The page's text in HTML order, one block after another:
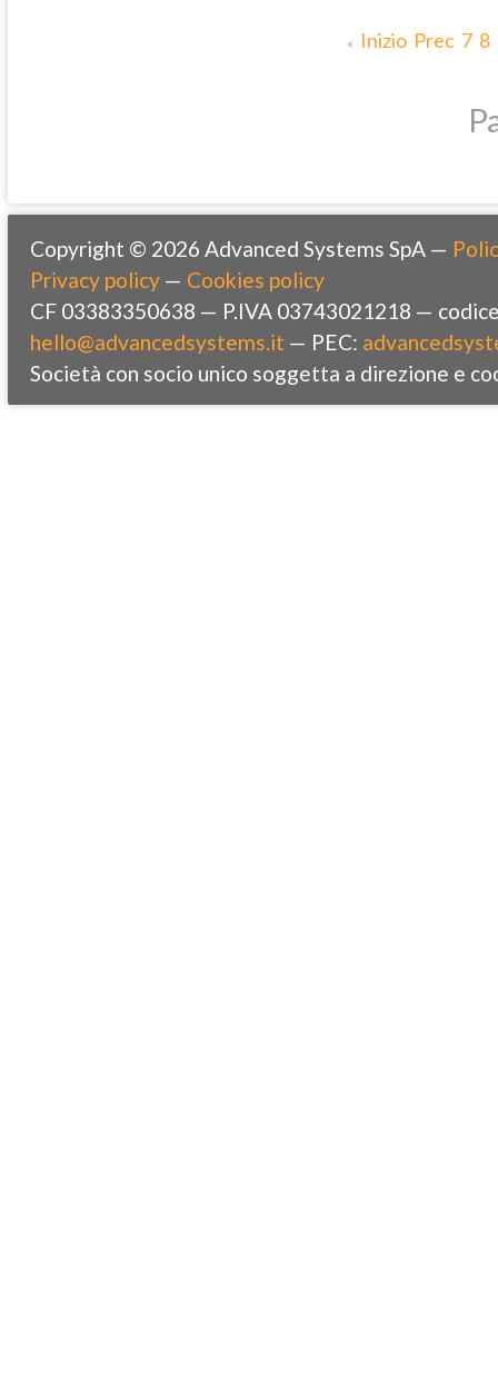
« Inizio Prec 7 8
Copyright © 2026 Advanced Systems SpA —
Privacy policy — Cookies policy
CF 03383350638 — P.IVA 03743021218 —
hello@advancedsystems.it — PEC:
Società con socio unico soggetta a direzione e